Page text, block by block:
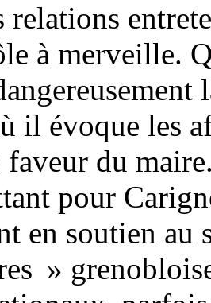
relations
à merveille.
il évoque les
du
pour
en soutien
»